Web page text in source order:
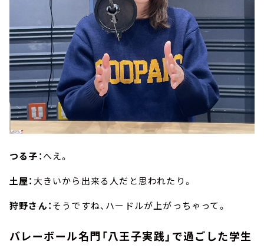
つる子：へえ。
土屋： 大きいから出来る人だと思われたり。
狩野さん：そうですね、ハードルが上がっちゃって。
バレーボール名門「八王子実践」で過ごした学生